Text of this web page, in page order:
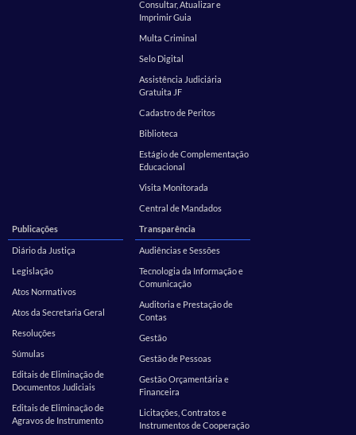
Consultar, Atualizar e
Imprimir Guia
Multa Criminal
Selo Digital
Assistência Judiciária
Gratuita JF
Cadastro de Peritos
Biblioteca
Estágio de Complementação
Educacional
Visita Monitorada
Central de Mandados
Publicações
Diário da Justiça
Legislação
Atos Normativos
Atos da Secretaria Geral
Resoluções
Súmulas
Editais de Eliminação de
Documentos Judiciais
Editais de Eliminação de
Agravos de Instrumento
Transparência
Audiências e Sessões
Tecnologia da Informação e
Comunicação
Auditoria e Prestação de
Contas
Gestão
Gestão de Pessoas
Gestão Orçamentária e
Financeira
Licitações, Contratos e
Instrumentos de Cooperação